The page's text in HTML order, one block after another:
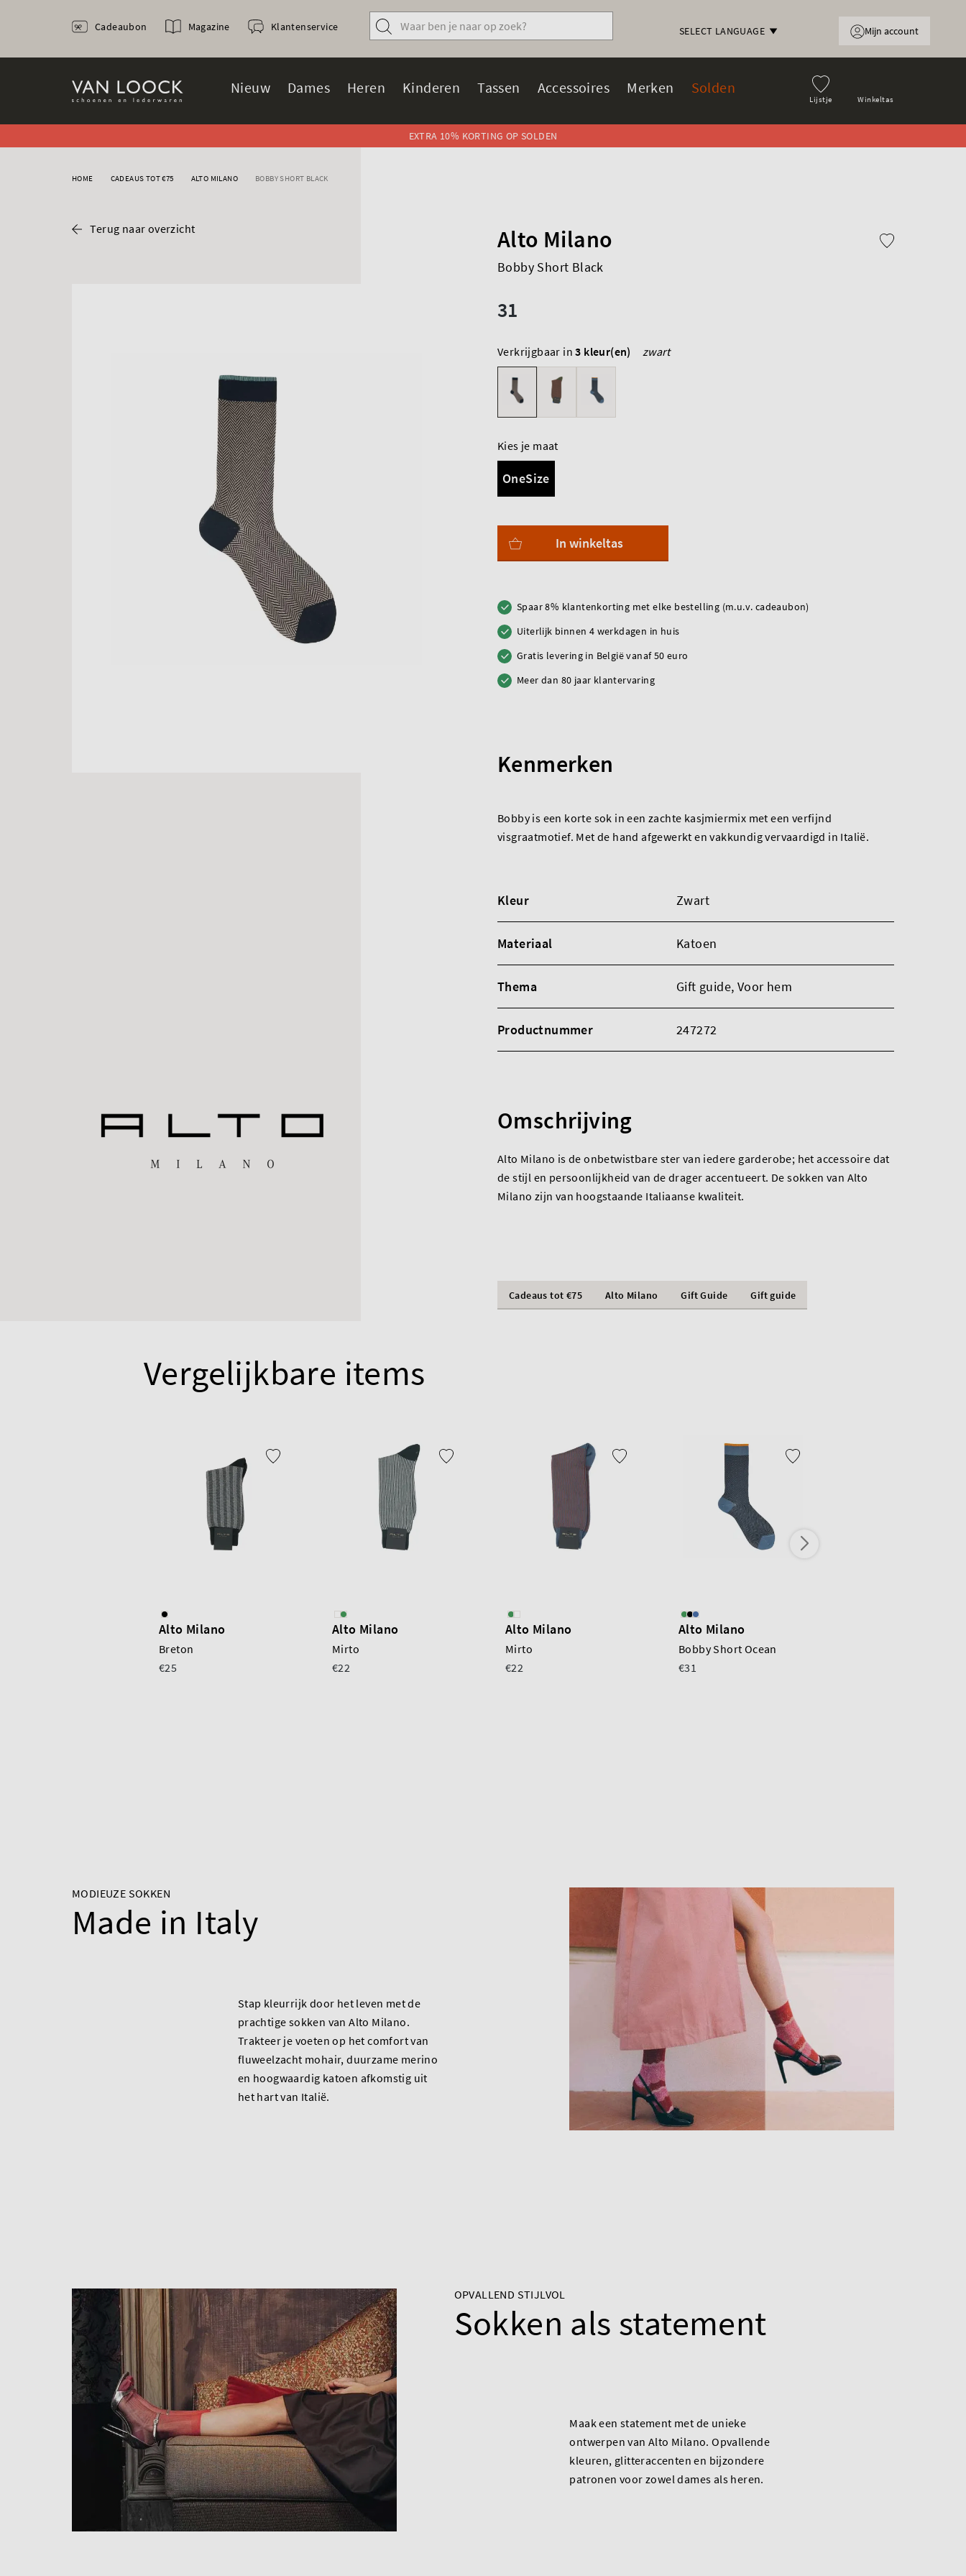
SELECT LANGUAGE
Lijstje Winkeltas
Nieuw Dames Heren Kinderen Tassen Accessoires Merken Solden
Cadeaubon Magazine Klantenservice Mijn account
EXTRA 10% KORTING OP SOLDEN
HOME CADEAUS TOT €75 ALTO MILANO BOBBY SHORT BLACK
Terug naar overzicht Alto Milano
Bobby Short Black
31
Verkrijgbaar in3 kleur(en) zwart
Kies je maat
OneSize
In winkeltas
Spaar 8% klantenkorting met elke bestelling (m.u.v. cadeaubon)
Uiterlijk binnen 4 werkdagen in huis
Gratis levering in België vanaf 50 euro
Meer dan 80 jaar klantervaring
Kenmerken
Bobby is een korte sok in een zachte kasjmiermix met een verfijnd
visgraatmotief. Met de hand afgewerkt en vakkundig vervaardigd in Italië.
Kleur Zwart
Materiaal Katoen
Thema Gift guide, Voor hem
Productnummer 247272
Omschrijving
Alto Milano is de onbetwistbare ster van iedere garderobe; het accessoire dat
de stijl en persoonlijkheid van de drager accentueert. De sokken van Alto
Milano zijn van hoogstaande Italiaanse kwaliteit.
Cadeaus tot €75 Alto Milano Gift Guide Gift guide
Vergelijkbare items
Alto Milano
Breton
€25
Alto Milano
Mirto
€22
Alto Milano
Mirto
€22
Alto Milano
Bobby Short Ocean
€31
MODIEUZE SOKKEN
Made in Italy
Stap kleurrijk door het leven met de
prachtige sokken van Alto Milano.
Trakteer je voeten op het comfort van
fluweelzacht mohair, duurzame merino
en hoogwaardig katoen afkomstig uit
het hart van Italië.
OPVALLEND STIJLVOL
Sokken als statement
Maak een statement met de unieke
ontwerpen van Alto Milano. Opvallende
kleuren, glitteraccenten en bijzondere
patronen voor zowel dames als heren.